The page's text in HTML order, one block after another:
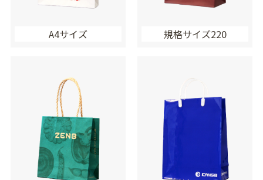
A4サイズ 規格サイズ220